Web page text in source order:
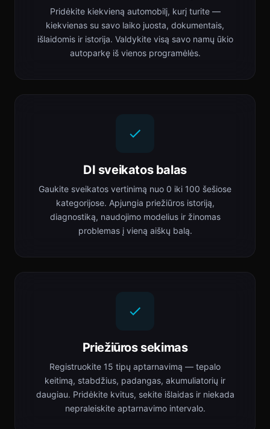
Pridėkite kiekvieną automobilį, kurį turite —
kiekvienas su savo laiko juosta, dokumentais,
išlaidomis ir istorija. Valdykite visą savo namų ūkio
autoparkę iš vienos programėlės.
DI sveikatos balas
Gaukite sveikatos vertinimą nuo 0 iki 100 šešiose
kategorijose. Apjungia priežiūros istoriją,
diagnostiką, naudojimo modelius ir žinomas
problemas į vieną aiškų balą.
Priežiūros sekimas
Registruokite 15 tipų aptarnavimą — tepalo
keitimą, stabdžius, padangas, akumuliatorių ir
daugiau. Pridėkite kvitus, sekite išlaidas ir niekada
nepraleiskite aptarnavimo intervalo.